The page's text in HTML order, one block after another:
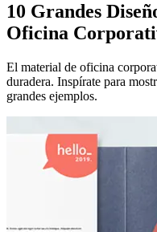
10 Grandes
Oficina
El material de oficina
duradera. Inspírate para
grandes ejemplos.